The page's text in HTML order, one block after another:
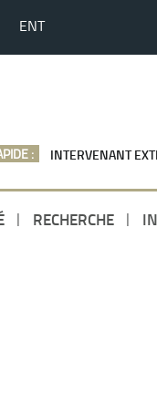
ENT
: INTERVENANT
RECHERCHE